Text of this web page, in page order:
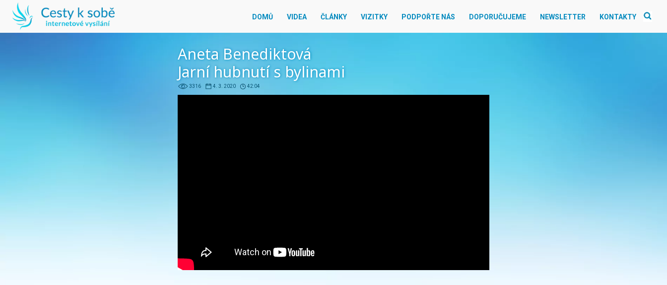
DOMŮ VIDEA ČLÁNKY VIZITKY PODPOŘTE NÁS DOPORUČUJEME NEWSLETTER KONTAKTY
Aneta Benediktová
Jarní hubnutí s bylinami
3316 4. 3. 2020 42:04